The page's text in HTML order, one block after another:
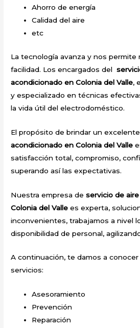
Ahorro de energía
Calidad del aire
etc
La tecnología avanza y nos permite
facilidad. Los encargados del
acondicionado en Colonia del Valle,
y especializado en técnicas
la vida útil del electrodoméstico.
El propósito de brindar un
acondicionado en Colonia del Valle
satisfacción total, compromiso,
superando así las expectativas.
Nuestra empresa deservicio de
Colonia del Valle es experta,
inconvenientes, trabajamos a nivel
disponibilidad de personal,
A continuación, te damos a
servicios:
Asesoramiento
Prevención
Reparación